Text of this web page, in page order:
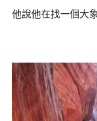
他說他在找一個大